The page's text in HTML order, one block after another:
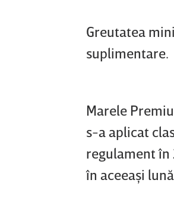
Greutatea
suplimentare.
Marele
s-a aplicat
regulament în
în aceeaşi